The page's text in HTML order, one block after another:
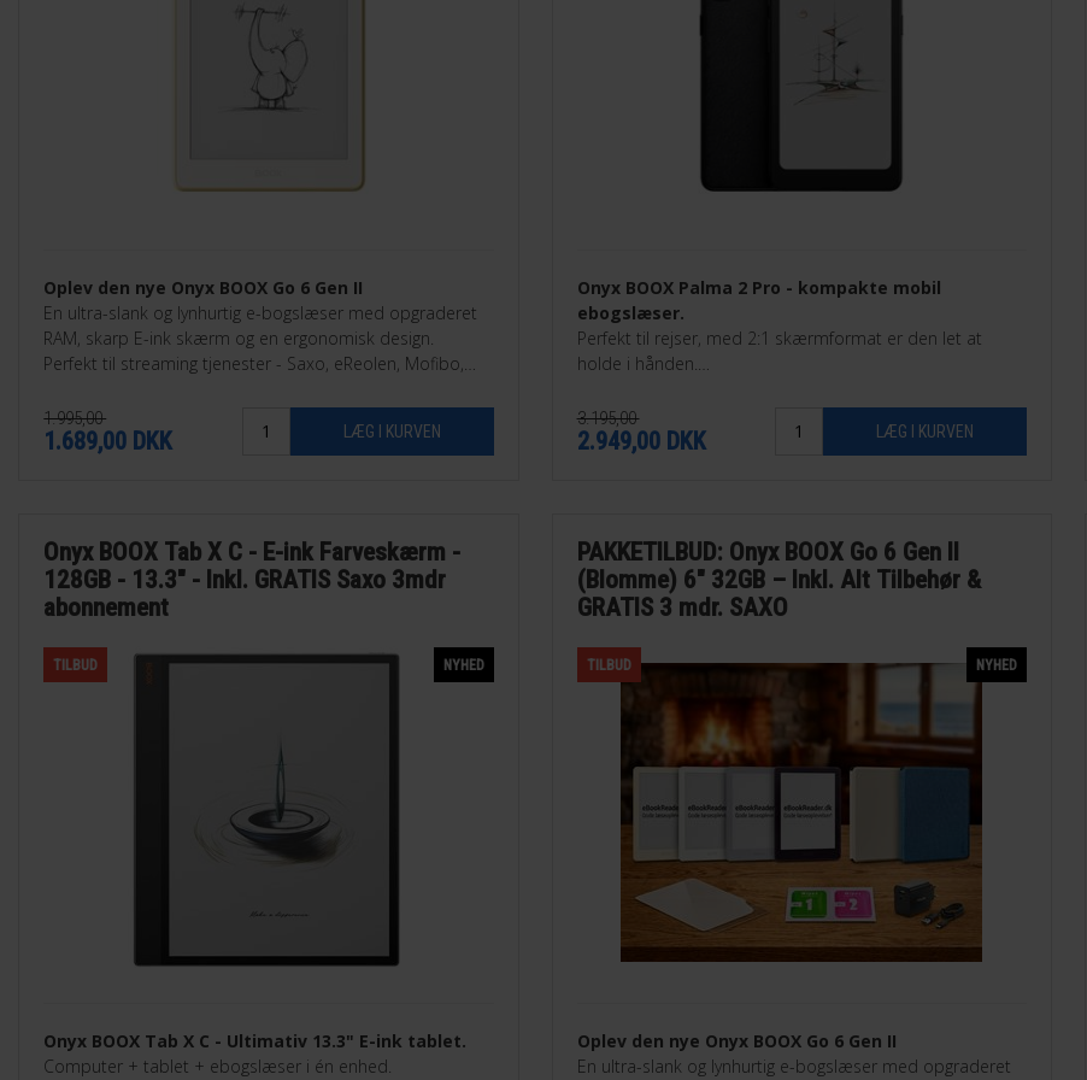
Oplev den nye Onyx BOOX Go 6 Gen II
En ultra-slank og lynhurtig e-bogslæser med opgraderet
RAM, skarp E-ink skærm og en ergonomisk design.
Perfekt til streaming tjenester - Saxo, eReolen, Mofibo,
1.995,00
1.689,00 DKK
Onyx BOOX Palma 2 Pro - kompakte mobil
ebogslæser.
Perfekt til rejser, med 2:1 skærmformat er den let at
holde i hånden.
flere.
3.195,00
2.949,00 DKK
Onyx BOOX Tab X C - E-ink Farveskærm -
128GB - 13.3" - Inkl. GRATIS Saxo 3mdr
abonnement
TILBUD NYHED
Onyx BOOX Tab X C - Ultimativ 13.3" E-ink tablet.
Computer + tablet + ebogslæser i én enhed.
PAKKETILBUD: Onyx BOOX Go 6 Gen II
(Blomme) 6" 32GB – Inkl. Alt Tilbehør &
GRATIS 3 mdr. SAXO
TILBUD NYHED
Oplev den nye Onyx BOOX Go 6 Gen II
En ultra-slank og lynhurtig e-bogslæser med opgraderet